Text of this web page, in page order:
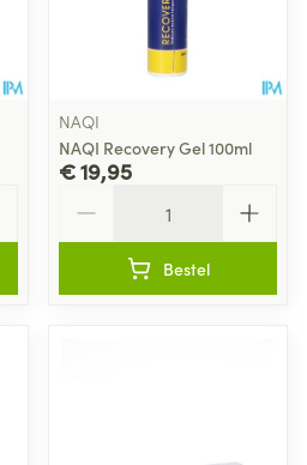
NAQI
NAQI Recovery Gel 100ml
€ 19,95
Bestel